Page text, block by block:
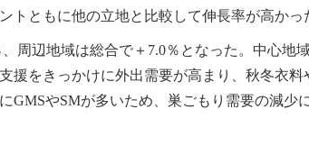
ともに他の立地と比較して伸長率が高かっ
周辺地域は総合で＋7.0％となった。中心地
援をきっかけに外出需要が高まり、秋冬衣
GMSやSMが多いため、巣ごもり需要の減少